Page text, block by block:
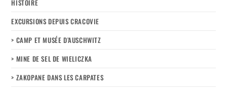
HISTOIRE
EXCURSIONS DEPUIS CRACOVIE
> CAMP ET MUSÉE D’AUSCHWITZ
> MINE DE SEL DE WIELICZKA
> ZAKOPANE DANS LES CARPATES